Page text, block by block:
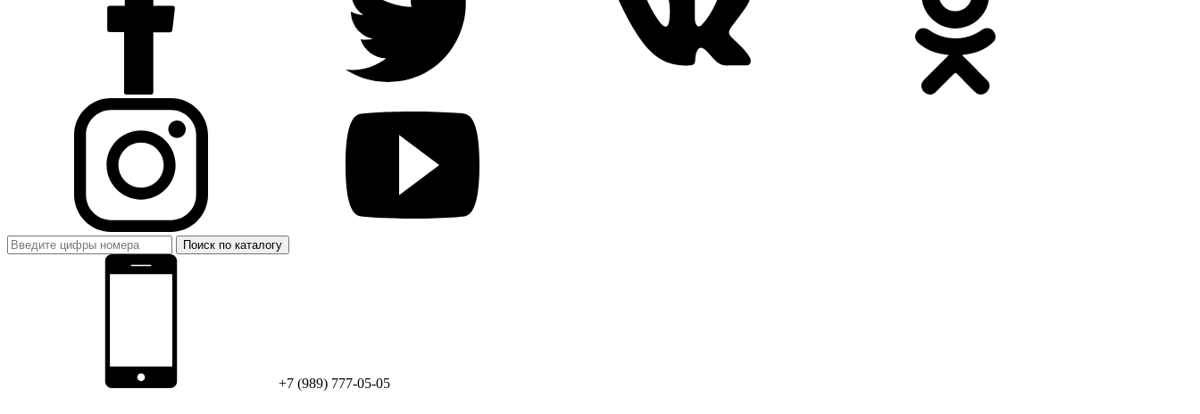
Поиск по каталогу
+7 (989) 777-05-05